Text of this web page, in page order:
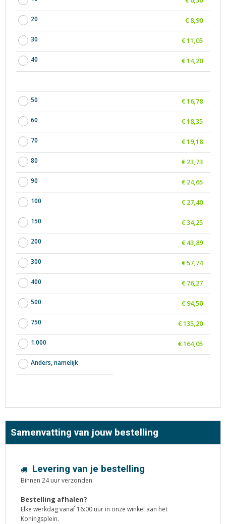
20
30
40
€ 8,90
€ 11,05
€ 14,20
50
60
70
80
90
100
150
200
300
400
500
750
1.000
Anders, namelijk
€ 16,78
€ 18,35
€ 19,18
€ 23,73
€ 24,65
€ 27,40
€ 34,25
€ 43,89
€ 57,74
€ 76,27
€ 94,50
€ 135,20
€ 164,05
Samenvatting van jouw bestelling
Levering van je bestelling
Binnen 24 uur verzonden.
Bestelling afhalen?
Elke werkdag vanaf 16:00 uur in onze winkel aan het
Koningsplein.